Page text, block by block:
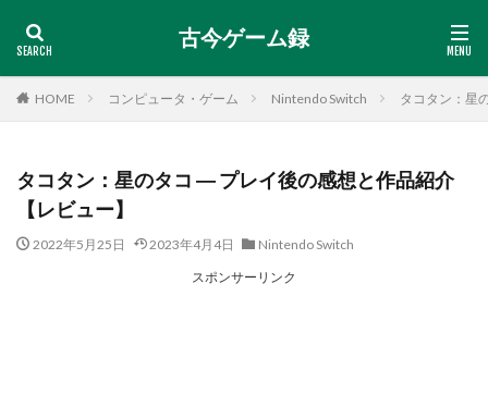
古今ゲーム録
HOME コンピュータ・ゲーム Nintendo Switch タコタン：星
タコタン：星のタコ ― プレイ後の感想と作品紹介
【レビュー】
2022年5月25日 2023年4月4日
Nintendo Switch
スポンサーリンク